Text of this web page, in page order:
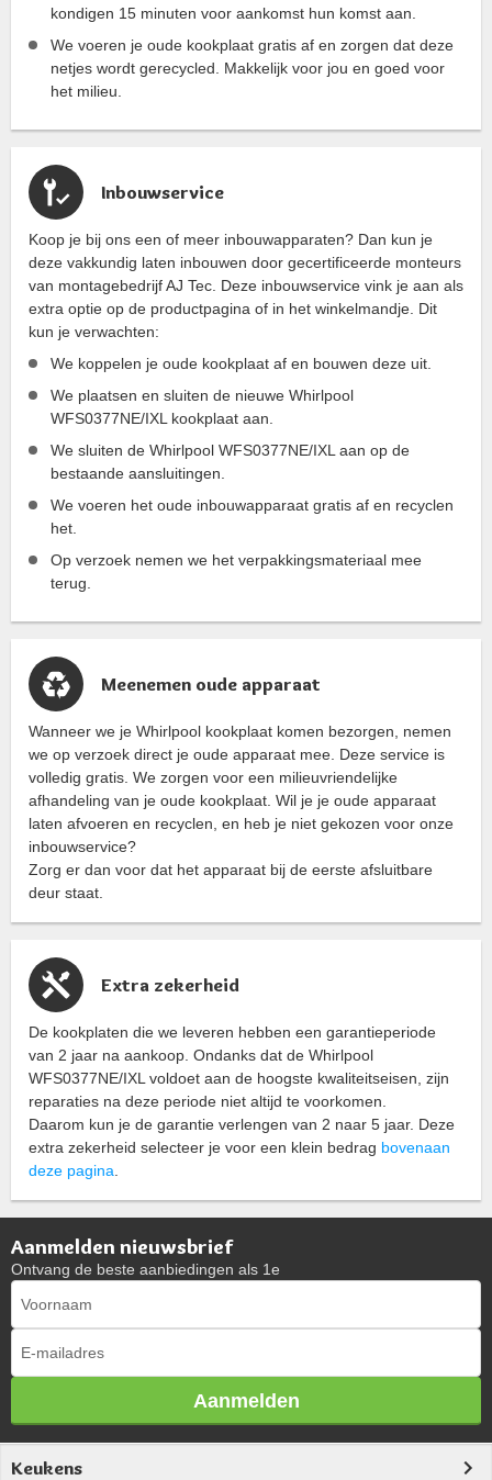
kondigen 15 minuten voor aankomst hun komst aan.
We voeren je oude kookplaat gratis af en zorgen dat deze
netjes wordt gerecycled. Makkelijk voor jou en goed voor
het milieu.
Inbouwservice
Koop je bij ons een of meer inbouwapparaten? Dan kun je
deze vakkundig laten inbouwen door gecertificeerde monteurs
van montagebedrijf AJ Tec. Deze inbouwservice vink je aan als
extra optie op de productpagina of in het winkelmandje. Dit
kun je verwachten:
We koppelen je oude kookplaat af en bouwen deze uit.
We plaatsen en sluiten de nieuwe Whirlpool
WFS0377NE/IXL kookplaat aan.
We sluiten de Whirlpool WFS0377NE/IXL aan op de
bestaande aansluitingen.
We voeren het oude inbouwapparaat gratis af en recyclen
het.
Op verzoek nemen we het verpakkingsmateriaal mee
terug.
Meenemen oude apparaat
Wanneer we je Whirlpool kookplaat komen bezorgen, nemen
we op verzoek direct je oude apparaat mee. Deze service is
volledig gratis. We zorgen voor een milieuvriendelijke
afhandeling van je oude kookplaat. Wil je je oude apparaat
laten afvoeren en recyclen, en heb je niet gekozen voor onze
inbouwservice?
Zorg er dan voor dat het apparaat bij de eerste afsluitbare
deur staat.
Extra zekerheid
De kookplaten die we leveren hebben een garantieperiode
van 2 jaar na aankoop. Ondanks dat de Whirlpool
WFS0377NE/IXL voldoet aan de hoogste kwaliteitseisen, zijn
reparaties na deze periode niet altijd te voorkomen.
Daarom kun je de garantie verlengen van 2 naar 5 jaar. Deze
extra zekerheid selecteer je voor een klein bedrag bovenaan
deze pagina
Aanmelden nieuwsbrief
Ontvang de beste aanbiedingen als 1e
Aanmelden
Keukens